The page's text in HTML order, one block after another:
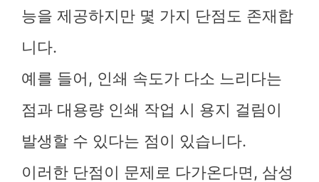
능을 제공하지만 몇 가지 단점도 존재합
니다.
예를 들어, 인쇄 속도가 다소 느리다는
점과 대용량 인쇄 작업 시 용지 걸림이
발생할 수 있다는 점이 있습니다.
이러한 단점이 문제로 다가온다면, 삼성